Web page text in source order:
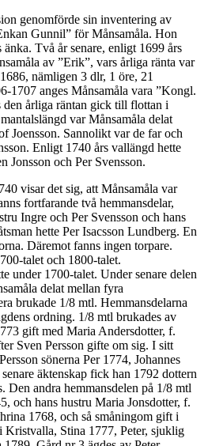
genomförde sin inventering av
Gunnil” för Månsamåla. Hon
änka. Två år senare, enligt 1699 års
av ”Erik”, vars årliga ränta var
nämligen 3 dlr, 1 öre, 21
1707 anges Månsamåla vara ”Kongl.
den årliga räntan gick till flottan i
var Månsamåla delat
Joensson. Sannolikt var de far och
Enligt 1740 års vallängd hette
Jonsson och Per Svensson.
visar det sig, att Månsamåla var
fortfarande två hemmansdelar,
Ingre och Per Svensson och hans
hette Per Isacsson Lundberg. En
Däremot fanns ingen torpare.
talet och 1800-talet.
under 1700-talet. Under senare delen
delat mellan fyra
brukade 1/8 mtl. Hemmansdelarna
ordning. 1/8 mtl brukades av
gift med Maria Andersdotter, f.
Sven Persson gifte om sig. I sitt
sönerna Per 1774, Johannes
äktenskap fick han 1792 dottern
Den andra hemmansdelen på 1/8 mtl
och hans hustru Maria Jonsdotter, f.
1768, och så småningom gift i
Stina 1777, Peter, sjuklig